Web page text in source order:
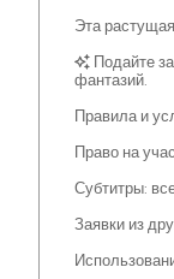
Эта
✨ Подайте
фантазий.
Правила и
Право на
Субтитры:
Заявки из